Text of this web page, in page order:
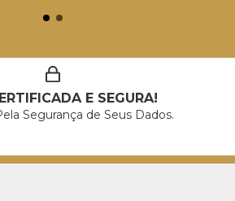
E SEGURA!
Segurança de Seus Dados.